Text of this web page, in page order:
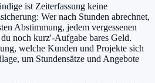
ist Zeiterfassung keine
Wer nach Stunden abrechnet,
Abstimmung, jedem vergessenen
noch kurz'-Aufgabe bares Geld.
welche Kunden und Projekte sich
um Stundensätze und Angebote